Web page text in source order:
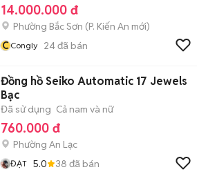
14.000.000 đ
Phường Bắc Sơn (P. Kiến An mới)
CCongly 24đã bán
Đồng hồ Seiko Automatic 17 Jewels
Bạc
Đã sử dụng Cả nam và nữ
760.000 đ
Phường An Lạc
ĐẠT 5.0 38 đã bán